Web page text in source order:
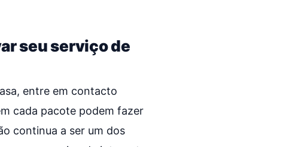
seu serviço de
entre em contacto
cada pacote podem fazer
continua a ser um dos